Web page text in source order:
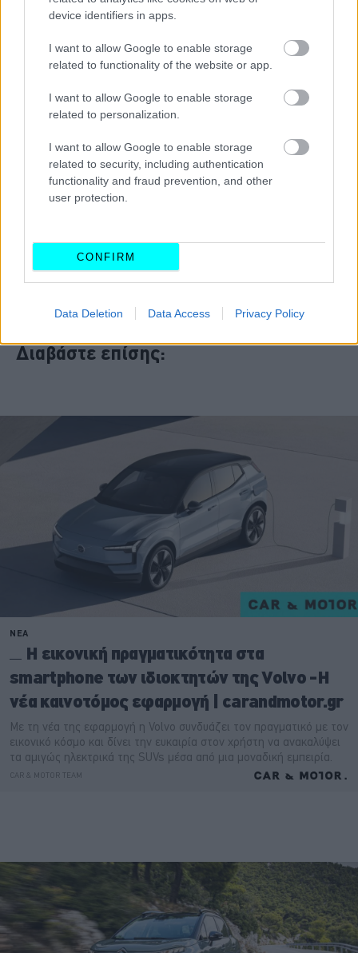
device identifiers in apps.
I want to allow Google to enable storage
related to functionality of the website or app.
I want to allow Google to enable storage
related to personalization.
I want to allow Google to enable storage
related to security, including authentication
functionality and fraud prevention, and other
user protection.
CONFIRM
Data Deletion Data Access Privacy Policy
Στην Ελλάδα,η τιμή του CE 02 ξεκινά από τα 9.580
ευρώ για την έκδοση που είναι διαθέσιμη σε μαύρο
χρώμα, χωρίς σε αυτό το ποσό να υπολογίζεται η κρατική
επιδότηση από το πρόγραμμα «Κινούμαι Ηλεκτρικά ΙΙ».
Διαβάστε επίσης: